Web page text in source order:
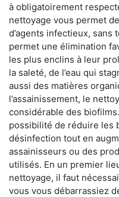
à obligatoirement
nettoyage vous permet
d’agents infectieux, sans
permet une élimination
les plus enclins à leur
la saleté, de l’eau qui
aussi des matières
l’assainissement, le
considérable des
possibilité de réduire les
désinfection tout en
assainisseurs ou des
utilisés. En un premier
nettoyage, il faut
vous vous débarrassiez